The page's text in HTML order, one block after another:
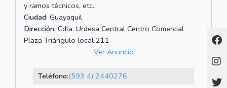
y ramos técnicos, etc.
Ciudad: Guayaquil
Dirección: Cdla. Urdesa Central Centro Comercial
Plaza Triángulo local 211
Ver Anuncio
Teléfono:(593 4) 2440276